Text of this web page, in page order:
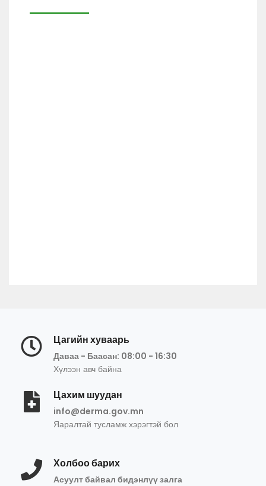
Цагийн хуваарь
Даваа - Баасан: 08:00 - 16:30
Хүлээн авч байна
Цахим шуудан
info@derma.gov.mn
Яаралтай тусламж хэрэгтэй бол
Холбоо барих
Асуулт байвал бидэнлүү залга